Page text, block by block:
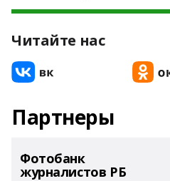
Читайте нас
Партнеры
Фотобанк
журналистов РБ